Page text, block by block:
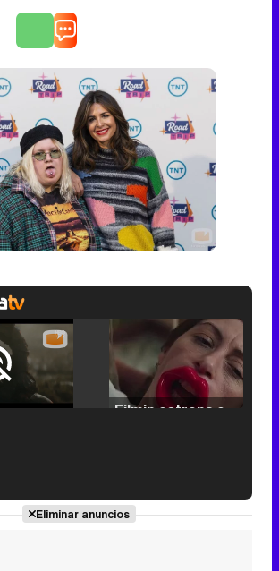
Unmute /
'120 Minutos' celebra sus 2.000 programas en Telemadrid con un vídeo del día a día en la redacción
Eliminar anuncios